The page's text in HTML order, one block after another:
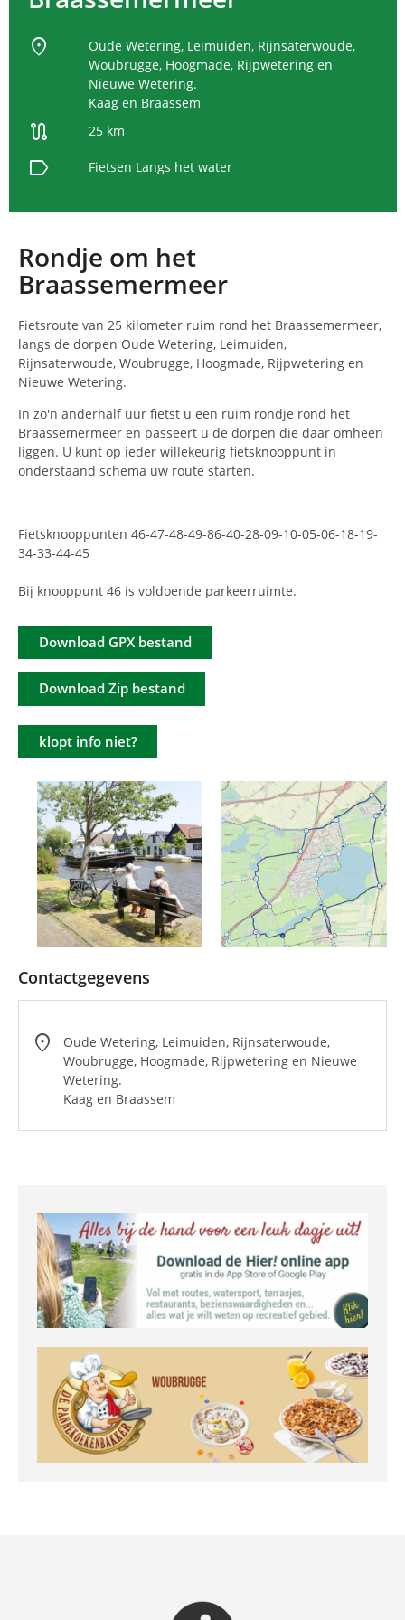
location_on
Oude Wetering, Leimuiden, Rijnsaterwoude,
Woubrugge, Hoogmade, Rijpwetering en
Nieuwe Wetering.
Kaag en Braassem
route 25 km
label Fietsen Langs het water
Rondje om het
Braassemermeer
Fietsroute van 25 kilometer ruim rond het Braassemermeer,
langs de dorpen Oude Wetering, Leimuiden,
Rijnsaterwoude, Woubrugge, Hoogmade, Rijpwetering en
Nieuwe Wetering.
In zo'n anderhalf uur fietst u een ruim rondje rond het
Braassemermeer en passeert u de dorpen die daar omheen
liggen. U kunt op ieder willekeurig fietsknooppunt in
onderstaand schema uw route starten.
Fietsknooppunten 46-47-48-49-86-40-28-09-10-05-06-18-19-
34-33-44-45
Bij knooppunt 46 is voldoende parkeerruimte.
Download GPX bestand
Download Zip bestand
klopt info niet?
Contactgegevens
location_on
Oude Wetering, Leimuiden, Rijnsaterwoude,
Woubrugge, Hoogmade, Rijpwetering en Nieuwe
Wetering.
Kaag en Braassem